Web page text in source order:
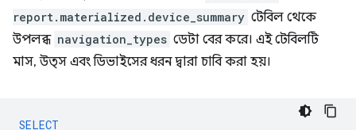
report.materialized.device_summary টেবিল থেকে
উপলব্ধ navigation_types ডেটা বের করে। এই টেবিলটি
মাস, উত্স এবং ডিভাইসের ধরন দ্বারা চাবি করা হয়।
SELECT